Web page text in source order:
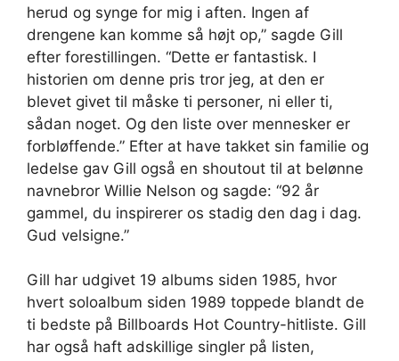
herud og synge for mig i aften. Ingen af ​​
drengene kan komme så højt op,” sagde Gill
efter forestillingen. “Dette er fantastisk. I
historien om denne pris tror jeg, at den er
blevet givet til måske ti personer, ni eller ti,
sådan noget. Og den liste over mennesker er
forbløffende.” Efter at have takket sin familie og
ledelse gav Gill også en shoutout til at belønne
navnebror Willie Nelson og sagde: “92 år
gammel, du inspirerer os stadig den dag i dag.
Gud velsigne.”
Gill har udgivet 19 albums siden 1985, hvor
hvert soloalbum siden 1989 toppede blandt de
ti bedste på Billboards Hot Country-hitliste. Gill
har også haft adskillige singler på listen,